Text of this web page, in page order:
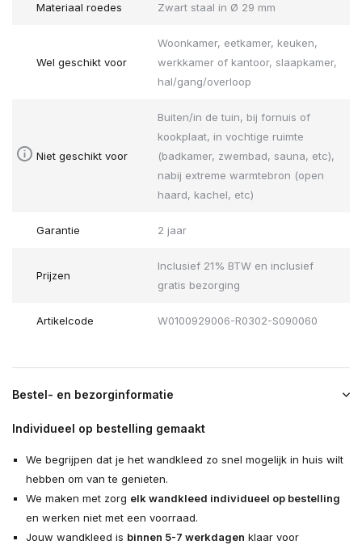
Materiaal roedes Zwart staal in Ø 29 mm
Wel geschikt voor
Woonkamer, eetkamer, keuken,
werkkamer of kantoor, slaapkamer,
hal/gang/overloop
Niet geschikt voor
Buiten/in de tuin, bij fornuis of
kookplaat, in vochtige ruimte
(badkamer, zwembad, sauna, etc),
nabij extreme warmtebron (open
haard, kachel, etc)
Garantie 2 jaar
Prijzen
Inclusief 21% BTW en inclusief
gratis bezorging
Artikelcode W0100929006-R0302-S090060
Bestel- en bezorginformatie
Individueel op bestelling gemaakt
We begrijpen dat je het wandkleed zo snel mogelijk in huis wilt
hebben om van te genieten.
We maken met zorg elk wandkleed individueel op bestelling
en werken niet met een voorraad.
Jouw wandkleed is binnen 5-7 werkdagen klaar voor